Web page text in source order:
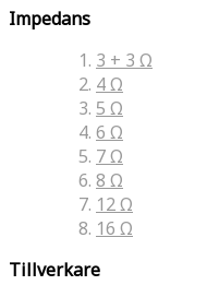
Impedans
3 + 3 Ω
4 Ω
5 Ω
6 Ω
7 Ω
8 Ω
12 Ω
16 Ω
Tillverkare